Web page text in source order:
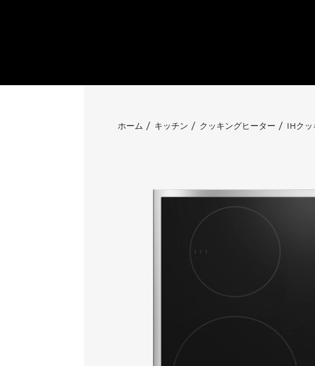
ホーム キッチン クッキングヒーター IHク